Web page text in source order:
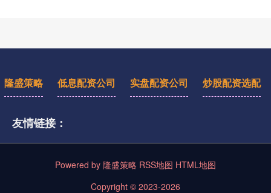
隆盛策略 低息配资公司 实盘配资公司 炒股配资选配
友情链接：
Powered by 隆盛策略 RSS地图 HTML地图
Copyright © 2023-2026